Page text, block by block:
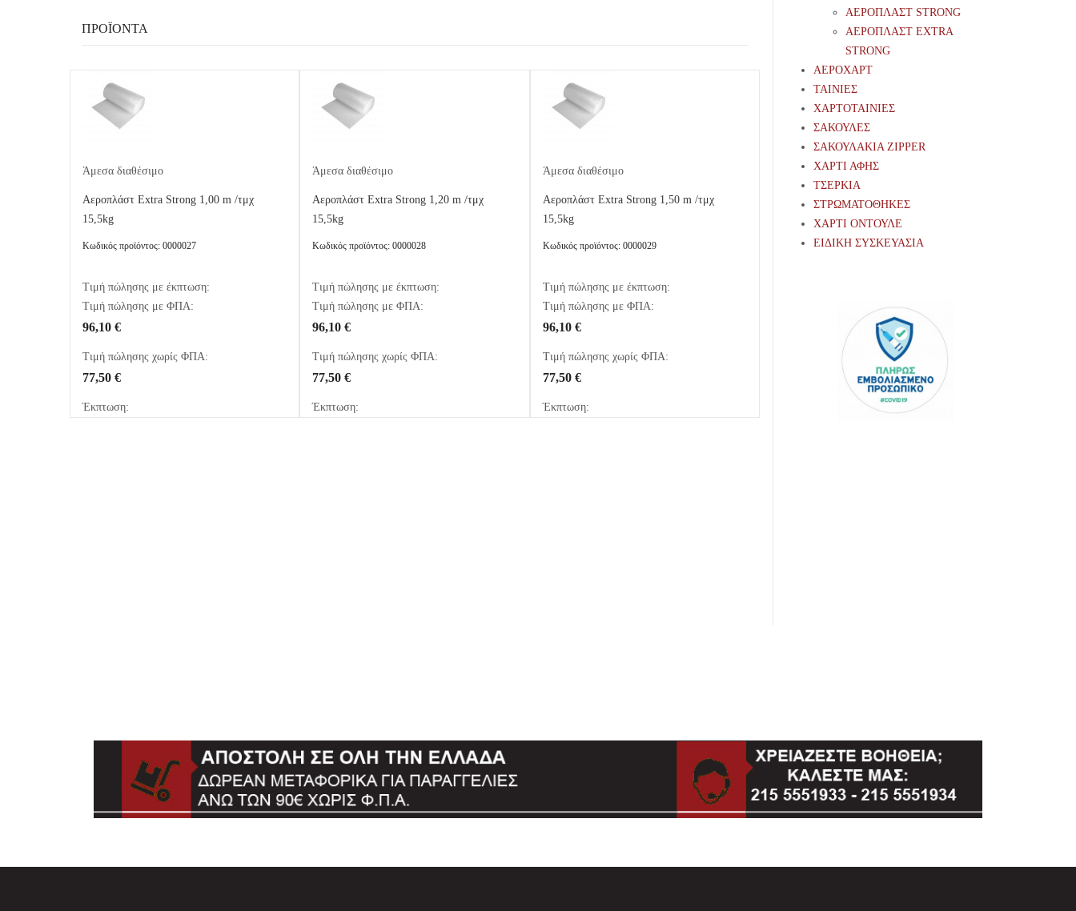
ΠΡΟΪΌΝΤΑ
Άμεσα διαθέσιμο
Αεροπλάστ Extra Strong 1,00 m /τμχ
15,5kg
Κωδικός προϊόντος: 0000027
Τιμή πώλησης με έκπτωση:
Τιμή πώλησης με ΦΠΑ:
96,10 €
Τιμή πώλησης χωρίς ΦΠΑ:
77,50 €
Έκπτωση:
Άμεσα διαθέσιμο
Αεροπλάστ Extra Strong 1,20 m /τμχ
15,5kg
Κωδικός προϊόντος: 0000028
Τιμή πώλησης με έκπτωση:
Τιμή πώλησης με ΦΠΑ:
96,10 €
Τιμή πώλησης χωρίς ΦΠΑ:
77,50 €
Έκπτωση:
Άμεσα διαθέσιμο
Αεροπλάστ Extra Strong 1,50 m /τμχ
15,5kg
Κωδικός προϊόντος: 0000029
Τιμή πώλησης με έκπτωση:
Τιμή πώλησης με ΦΠΑ:
96,10 €
Τιμή πώλησης χωρίς ΦΠΑ:
77,50 €
Έκπτωση:
ΑΕΡΟΠΛΑΣΤ STRONG
ΑΕΡΟΠΛΑΣΤ EXTRA
STRONG
ΑΕΡΟΧΑΡΤ
ΤΑΙΝΙΕΣ
ΧΑΡΤΟΤΑΙΝΙΕΣ
ΣΑΚΟΥΛΕΣ
ΣΑΚΟΥΛΑΚΙΑ ZIPPER
ΧΑΡΤΙ ΑΦΗΣ
ΤΣΕΡΚΙΑ
ΣΤΡΩΜΑΤΟΘΗΚΕΣ
ΧΑΡΤΙ ΟΝΤΟΥΛΕ
ΕΙΔΙΚΗ ΣΥΣΚΕΥΑΣΙΑ